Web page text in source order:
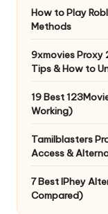
How to Play
Methods
9xmovies Proxy
Tips & How to
19 Best
Working)
Tamilblasters
Access &
7 Best IPhey
Compared)